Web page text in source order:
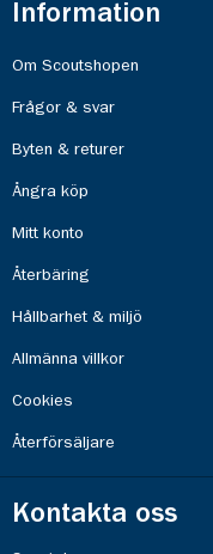
Information
Om Scoutshopen
Frågor & svar
Byten & returer
Ångra köp
Mitt konto
Återbäring
Hållbarhet & miljö
Allmänna villkor
Cookies
Återförsäljare
Kontakta oss